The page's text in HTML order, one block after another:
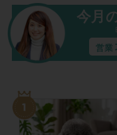
今月
営業